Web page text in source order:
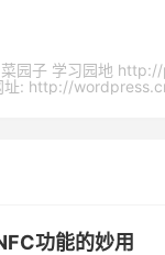
园子 学习园地
址: http://
功能的妙用